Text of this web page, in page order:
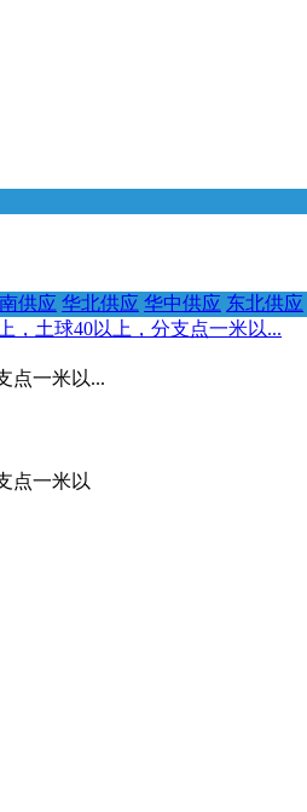
供应 华北供应 华中供应 东北供应
，土球40以上，分支点一米以...
点一米以...
点一米以